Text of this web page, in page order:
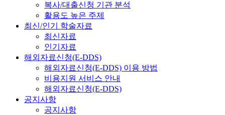
복사/대출신청 기관 분석
활용도 높은 주제
최신/인기 학술자료
최신자료
인기자료
해외자료신청(E-DDS)
해외자료신청(E-DDS) 이용 방법
비용지원 서비스 안내
해외자료신청(E-DDS)
공지사항
공지사항